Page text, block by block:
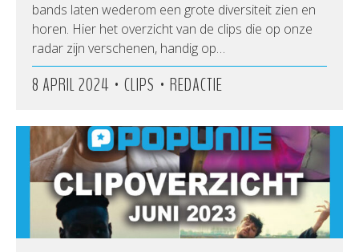
bands laten wederom een grote diversiteit zien en
horen. Hier het overzicht van de clips die op onze
radar zijn verschenen, handig op…
8 APRIL 2024 • CLIPS • REDACTIE